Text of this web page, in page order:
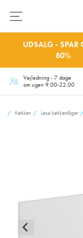
UDSALG - SPAR
80%
Vejledning - 7 dage
om ugen 9.00-22.00
Køkken Løse køkkenlåger